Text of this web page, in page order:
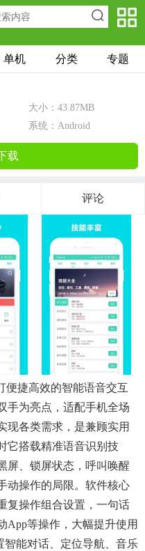
单机 分类 专题
大小：43.87MB
系统：Android
载
评论
便捷高效的智能语音交互
手为亮点，适配手机全场
现各类需求，是兼顾实用
它搭载精准语音识别技
屏、锁屏状态，呼叫唤醒
动操作的局限。软件核心
复操作组合设置，一句话
app等操作，大幅提升使用
能对话、定位导航、音乐